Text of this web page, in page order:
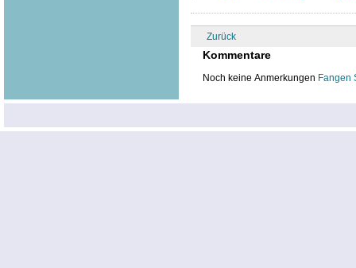
Zurück
Kommentare
Noch keine Anmerkungen Fangen